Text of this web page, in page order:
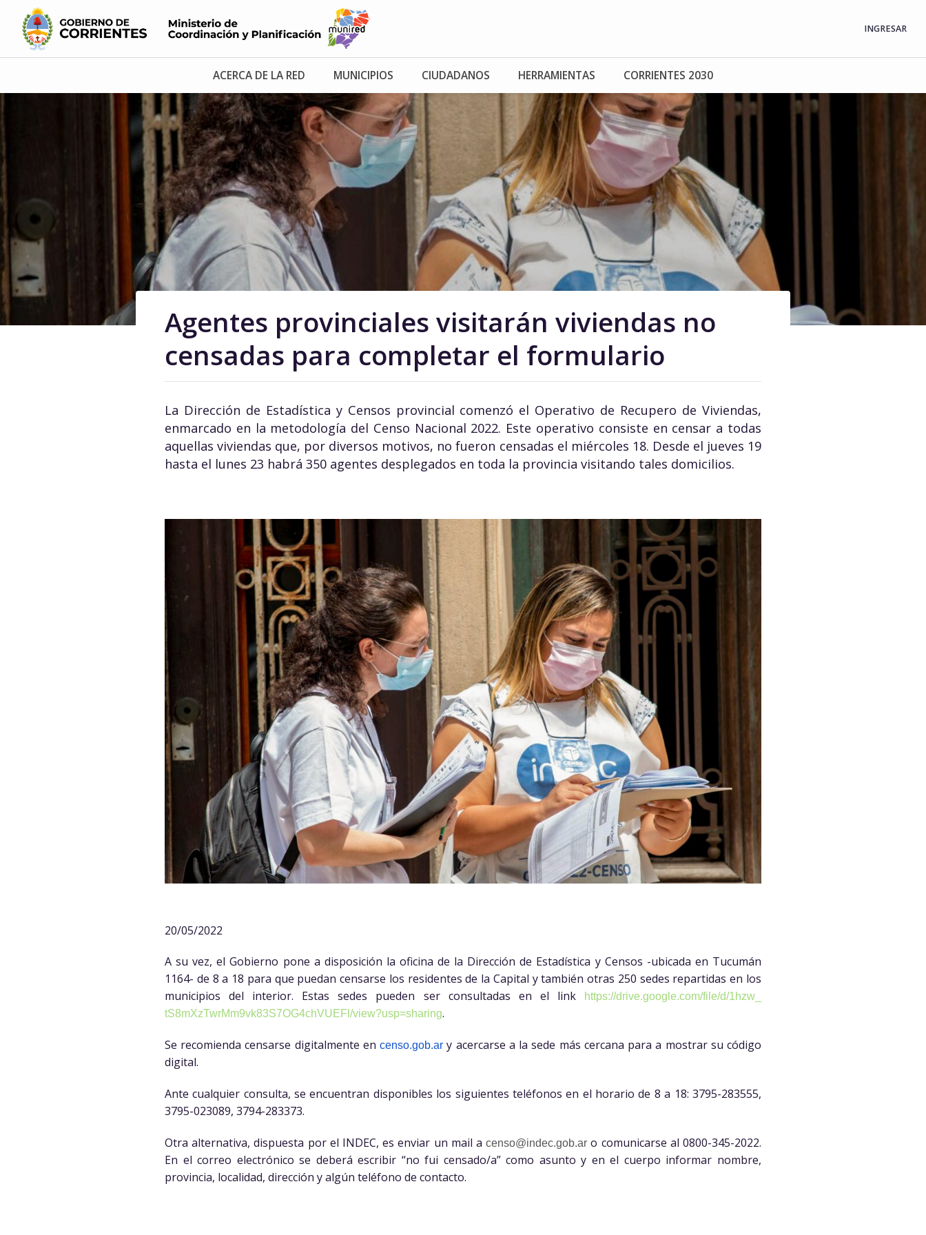
INGRESAR
ACERCA DE LA RED MUNICIPIOS CIUDADANOS HERRAMIENTAS CORRIENTES 2030
Agentes provinciales visitarán viviendas no
censadas para completar el formulario
La Dirección de Estadística y Censos provincial comenzó el Operativo de Recupero de Viviendas,
enmarcado en la metodología del Censo Nacional 2022. Este operativo consiste en censar a todas
aquellas viviendas que, por diversos motivos, no fueron censadas el miércoles 18. Desde el jueves 19
hasta el lunes 23 habrá 350 agentes desplegados en toda la provincia visitando tales domicilios.
20/05/2022
A su vez, el Gobierno pone a disposición la oficina de la Dirección de Estadística y Censos -ubicada en Tucumán
1164- de 8 a 18 para que puedan censarse los residentes de la Capital y también otras 250 sedes repartidas en los
municipios del interior. Estas sedes pueden ser consultadas en el link
https://drive.google.com/file/d/1hzw_
tS8mXzTwrMm9vk83S7OG4chVUEFl/view?usp=sharing.
Se recomienda censarse digitalmente encenso.gob.ar y acercarse a la sede más cercana para a mostrar su código
digital.
Ante cualquier consulta, se encuentran disponibles los siguientes teléfonos en el horario de 8 a 18: 3795-283555,
3795-023089, 3794-283373.
Otra alternativa, dispuesta por el INDEC, es enviar un mail acenso@indec.gob.ar o comunicarse al 0800-345-2022.
En el correo electrónico se deberá escribir “no fui censado/a” como asunto y en el cuerpo informar nombre,
provincia, localidad, dirección y algún teléfono de contacto.